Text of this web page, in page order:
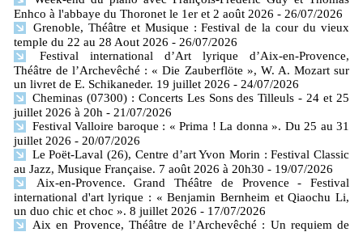
Enhco à l'abbaye du Thoronet le 1er et 2 août 2026 - 26/07/2026
Grenoble, Théâtre et Musique : Festival de la cour du vieux
temple du 22 au 28 Aout 2026 - 26/07/2026
Festival international d’Art lyrique d’Aix-en-Provence,
Théâtre de l’Archevêché : « Die Zauberflöte », W. A. Mozart sur
un livret de E. Schikaneder. 19 juillet 2026 - 24/07/2026
Cheminas (07300) : Concerts Les Sons des Tilleuls - 24 et 25
juillet 2026 à 20h - 21/07/2026
Festival Valloire baroque : « Prima ! La donna ». Du 25 au 31
juillet 2026 - 20/07/2026
Le Poët-Laval (26), Centre d’art Yvon Morin : Festival Classic
au Jazz, Musique Française. 7 août 2026 à 20h30 - 19/07/2026
Aix-en-Provence. Grand Théâtre de Provence - Festival
international d'art lyrique : « Benjamin Bernheim et Qiaochu Li,
un duo chic et choc ». 8 juillet 2026 - 17/07/2026
Aix en Provence, Théâtre de l’Archevêché : Un requiem de